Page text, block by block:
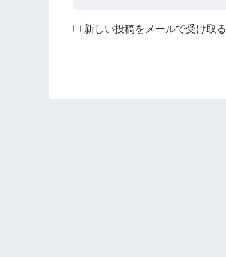
新しい投稿をメールで受け取る